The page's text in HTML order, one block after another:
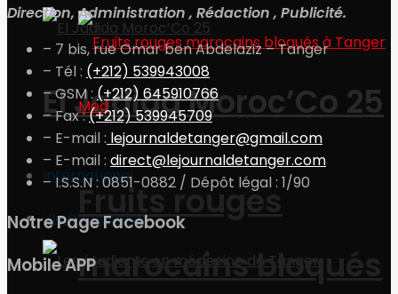
El Jadida Moroc’Co 25
International
Vie associative
Fruits rouges
marocains bloqués
Direction, Administration , Rédaction , Publicité.
– 7 bis, rue Omar ben Abdelaziz – Tanger
– Tél : (+212) 539943008
– GSM :(+212) 645910766
– Fax :(+212) 539945709
– E-mail : lejournaldetanger@gmail.com
– E-mail : direct@lejournaldetanger.com
– I.S.S.N : 0851-0882 / Dépôt légal : 1/90
Notre Page Facebook
Mobile APP